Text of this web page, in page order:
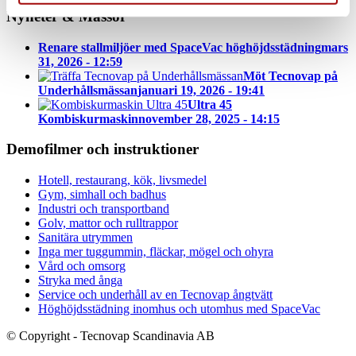
Nyheter & Mässor
Renare stallmiljöer med SpaceVac höghöjdsstädningmars
31, 2026 - 12:59
Möt Tecnovap på
Underhållsmässanjanuari 19, 2026 - 19:41
Ultra 45
Kombiskurmaskinnovember 28, 2025 - 14:15
Demofilmer och instruktioner
Hotell, restaurang, kök, livsmedel
Gym, simhall och badhus
Industri och transportband
Golv, mattor och rulltrappor
Sanitära utrymmen
Inga mer tuggummin, fläckar, mögel och ohyra
Vård och omsorg
Stryka med ånga
Service och underhåll av en Tecnovap ångtvätt
Höghöjdsstädning inomhus och utomhus med SpaceVac
© Copyright - Tecnovap Scandinavia AB